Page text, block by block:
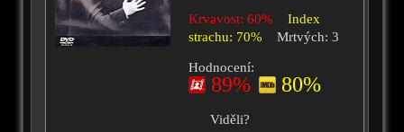
Krvavost: 60%
Index
strachu: 70%
Mrtvých: 3
Hodnocení:
89% 80%
Viděli?